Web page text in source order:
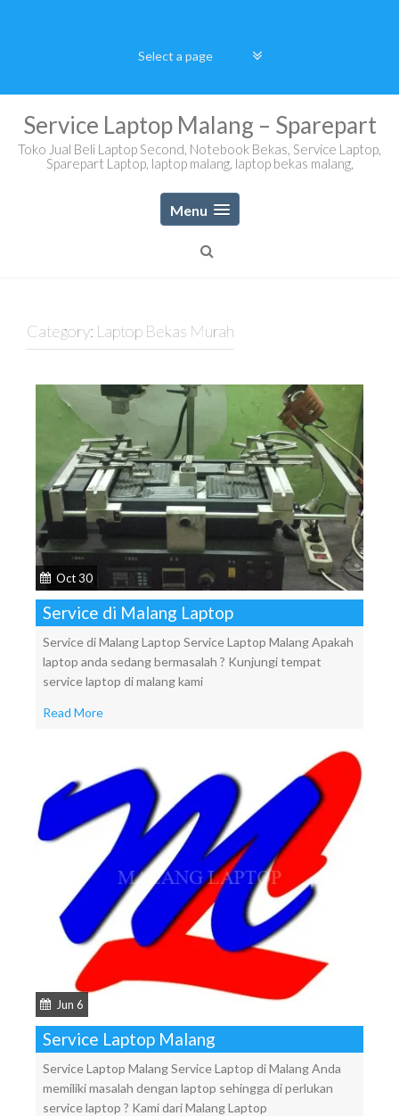
Service Laptop Malang – Sparepart
Toko Jual Beli Laptop Second, Notebook Bekas, Service Laptop,
Sparepart Laptop, laptop malang, laptop bekas malang,
Menu
Category: Laptop Bekas Murah
Oct 30
Service di Malang Laptop
Service di Malang Laptop Service Laptop Malang Apakah
laptop anda sedang bermasalah ? Kunjungi tempat
service laptop di malang kami
Read More
Jun 6
Service Laptop Malang
Service Laptop Malang Service Laptop di Malang Anda
memiliki masalah dengan laptop sehingga di perlukan
service laptop ? Kami dari Malang Laptop